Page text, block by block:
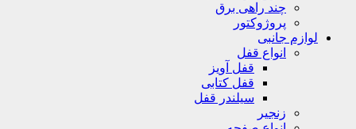
چند راهی برق
پروژوکتور
لوازم جانبی
انواع قفل
قفل آویز
قفل کتابی
سیلندر قفل
زنجیر